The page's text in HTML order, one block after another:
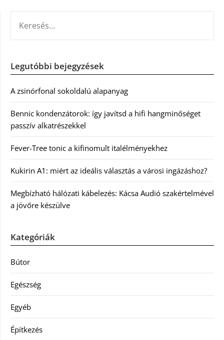
Legutóbbi bejegyzések
A zsinórfonal sokoldalú alapanyag
Bennic kondenzátorok: így javítsd a hifi hangminőséget
passzív alkatrészekkel
Fever-Tree tonic a kifinomult italélményekhez
Kukirin A1: miért az ideális választás a városi ingázáshoz?
Megbízható hálózati kábelezés: Kácsa Audió szakértelmével
a jövőre készülve
Kategóriák
Bútor
Egészség
Egyéb
Építkezés